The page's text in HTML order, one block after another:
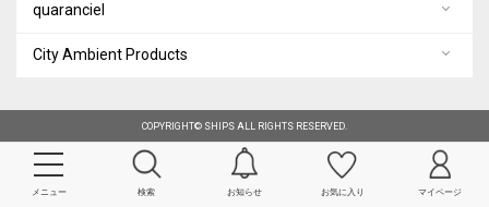
メニュー 検索 お知らせ お気に入り マイページ
quaranciel
City Ambient Products
COPYRIGHT© SHIPS ALL RIGHTS RESERVED.